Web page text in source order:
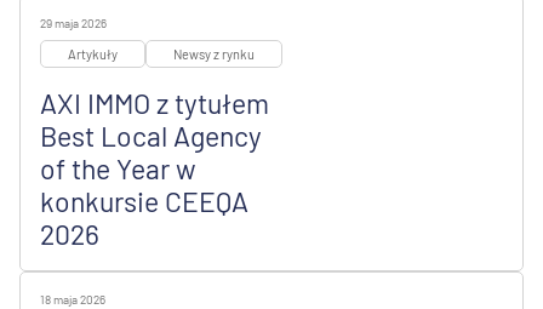
29 maja 2026
Artykuły Newsy z rynku
AXI IMMO z tytułem
Best Local Agency
of the Year w
konkursie CEEQA
2026
18 maja 2026